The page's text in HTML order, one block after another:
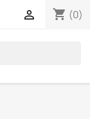
shopping_cart (0)
